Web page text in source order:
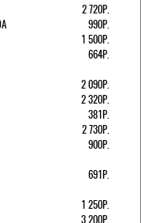
2 720Р.
990Р.
1 500Р.
664Р.
2 090Р.
2 320Р.
381Р.
2 730Р.
900Р.
691Р.
1 250Р.
3 200Р.